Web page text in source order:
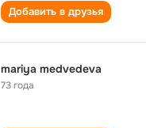
Добавить в друзья
mariya medvedeva
73 года